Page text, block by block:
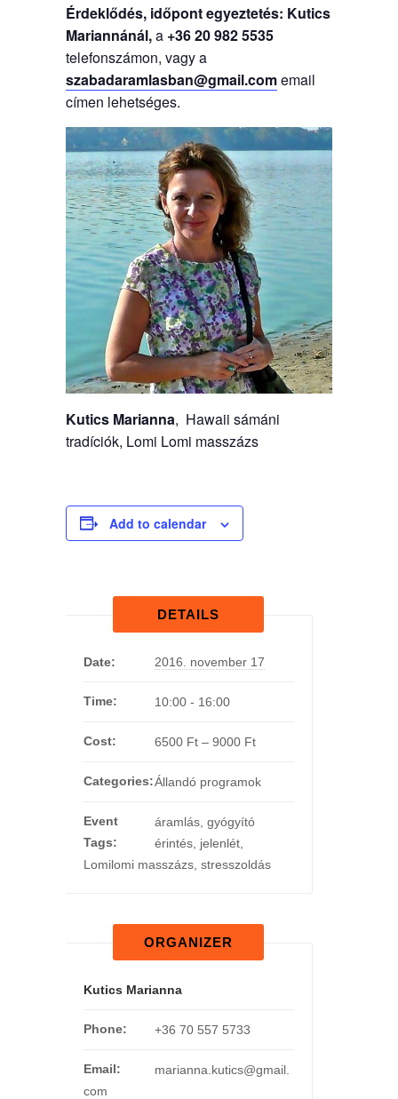
Érdeklődés, időpont egyeztetés: Kutics
Mariannánál,a +36 20 982 5535
telefonszámon, vagy a
szabadaramlasban@gmail.comemail
címen lehetséges.
Kutics Marianna, Hawaii sámáni
tradíciók, Lomi Lomi masszázs
Add to calendar
DETAILS
Date: 2016. november 17
Time: 10:00 - 16:00
Cost: 6500 Ft – 9000 Ft
Categories:Állandó programok
Event
Tags:
áramlás, gyógyító
érintés, jelenlét,
Lomilomi masszázs, stresszoldás
ORGANIZER
Kutics Marianna
Phone: +36 70 557 5733
Email:
marianna.kutics@gmail.
com